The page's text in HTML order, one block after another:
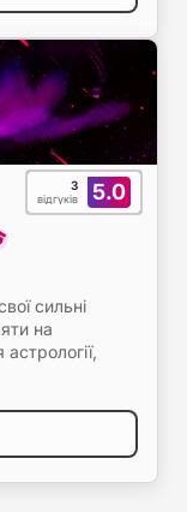
5.0
3
відгуків
сильні
на